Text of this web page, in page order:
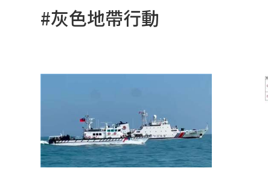
#灰色地帶行動